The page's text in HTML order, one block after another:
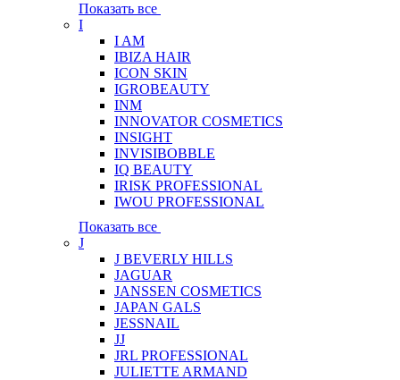
Показать все
I
I AM
IBIZA HAIR
ICON SKIN
IGROBEAUTY
INM
INNOVATOR COSMETICS
INSIGHT
INVISIBOBBLE
IQ BEAUTY
IRISK PROFESSIONAL
IWOU PROFESSIONAL
Показать все
J
J BEVERLY HILLS
JAGUAR
JANSSEN COSMETICS
JAPAN GALS
JESSNAIL
JJ
JRL PROFESSIONAL
JULIETTE ARMAND